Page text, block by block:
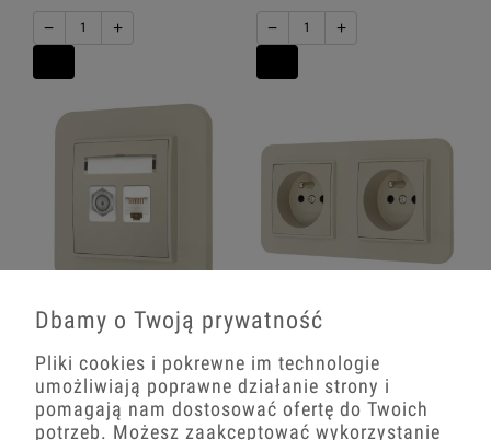
− + − +
zaokrągloną seria MINI kolor taupe
95,81 zł
− +
zaokrągloną seria MINI kolor taupe
74,35 zł
− +
Dbamy o Twoją prywatność
Pliki cookies i pokrewne im technologie
umożliwiają poprawne działanie strony i
pomagają nam dostosować ofertę do Twoich
potrzeb. Możesz zaakceptować wykorzystanie